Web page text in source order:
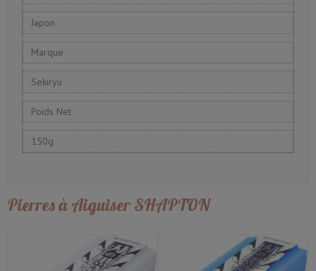
Japon
Marque
Sekiryu
Poids Net
150g
Pierres à Aiguiser SHAPTON